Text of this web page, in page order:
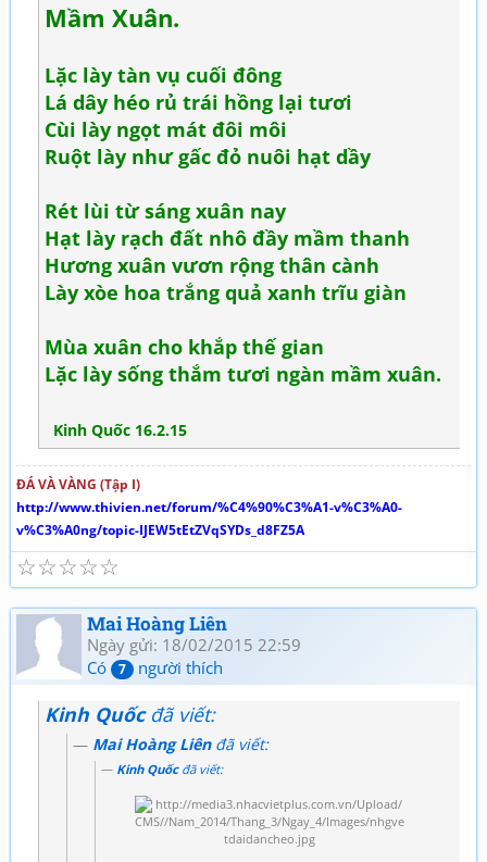
Mầm Xuân.
Lặc lày tàn vụ cuối đông
Lá dây héo rủ trái hồng lại tươi
Cùi lày ngọt mát đôi môi
Ruột lày như gấc đỏ nuôi hạt dầy
Rét lùi từ sáng xuân nay
Hạt lày rạch đất nhô đầy mầm thanh
Hương xuân vươn rộng thân cành
Lày xòe hoa trắng quả xanh trĩu giàn
Mùa xuân cho khắp thế gian
Lặc lày sống thắm tươi ngàn mầm xuân.
Kinh Quốc 16.2.15
ĐÁ VÀ VÀNG (Tập I)
http://www.thivien.net/forum/%C4%90%C3%A1-v%C3%A0-
v%C3%A0ng/topic-IJEW5tEtZVqSYDs_d8FZ5A
☆
☆
☆
☆
☆
Mai Hoàng Liên
Ngày gửi: 18/02/2015 22:59
Có
7 người thích
Kinh Quốcđã viết:
Mai Hoàng Liênđã viết:
Kinh Quốcđã viết: